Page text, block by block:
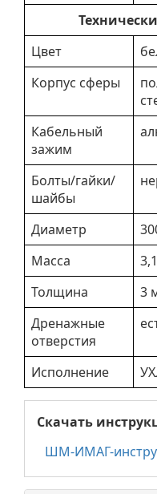
Цвет
Корпус сферы
Кабельный
зажим
Болты/гайки/
шайбы
Диаметр
Масса
Толщина
3
Дренажные
отверстия
Исполнение
Скачать
ШМ-ИМАГ-